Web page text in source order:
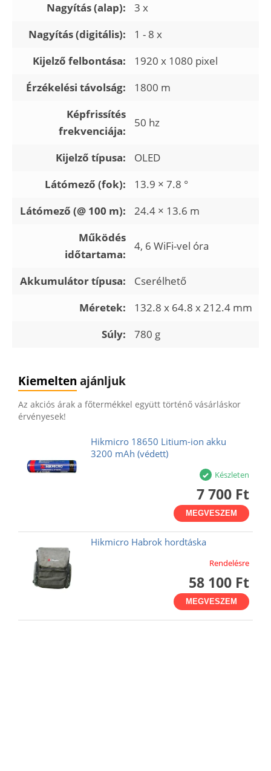
Nagyítás (alap):
3 x
Nagyítás (digitális):
1 - 8 x
Kijelző felbontása:
1920 x 1080 pixel
Érzékelési távolság:
1800 m
Képfrissítés
frekvenciája:
50 hz
Kijelző típusa:
OLED
Látómező (fok):
13.9 × 7.8 °
Látómező (@ 100 m):
24.4 × 13.6 m
Működés
időtartama:
4, 6 WiFi-vel óra
Akkumulátor típusa:
Cserélhető
Méretek:
132.8 x 64.8 x 212.4 mm
Súly:
780 g
Kiemelten ajánljuk
Az akciós árak a főtermékkel együtt történő vásárláskor
érvényesek!
Hikmicro 18650 Litium-ion akku
3200 mAh (védett)
Készleten
7 700 Ft
MEGVESZEM
Hikmicro Habrok hordtáska
Rendelésre
58 100 Ft
MEGVESZEM